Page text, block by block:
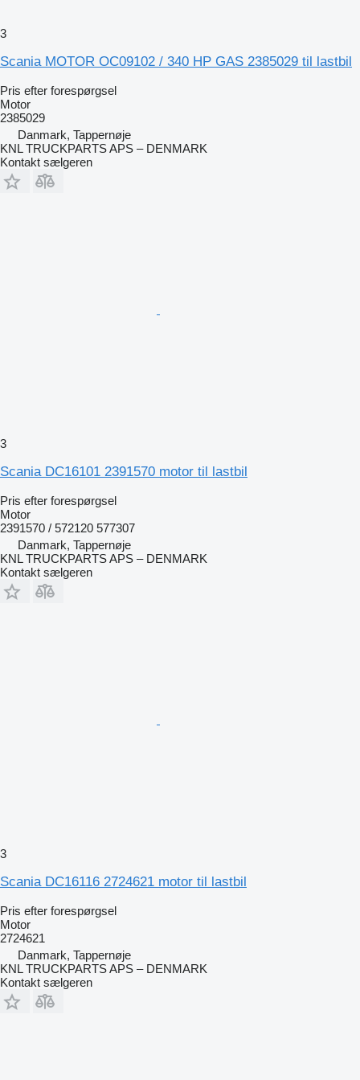
3
Scania MOTOR OC09102 / 340 HP GAS 2385029 til lastbil
Pris efter forespørgsel
Motor
2385029
Danmark, Tappernøje
KNL TRUCKPARTS APS – DENMARK
Kontakt sælgeren
3
Scania DC16101 2391570 motor til lastbil
Pris efter forespørgsel
Motor
2391570 / 572120 577307
Danmark, Tappernøje
KNL TRUCKPARTS APS – DENMARK
Kontakt sælgeren
3
Scania DC16116 2724621 motor til lastbil
Pris efter forespørgsel
Motor
2724621
Danmark, Tappernøje
KNL TRUCKPARTS APS – DENMARK
Kontakt sælgeren